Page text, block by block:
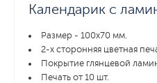
Календарик с
Размер - 100х70 мм.
2-х сторонняя цветная
Покрытие глянцевой
Печать от 10 шт.